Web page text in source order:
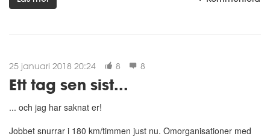
25 januari 2018 20:24 8 8
Ett tag sen sist...
... och jag har saknat er!
Jobbet snurrar i 180 km/timmen just nu. Omorganisationer med